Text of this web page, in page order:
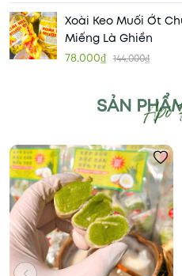
Xoài Keo Muối Ớt
Miếng Là Ghiền
78.000₫ 144.000₫
SẢN